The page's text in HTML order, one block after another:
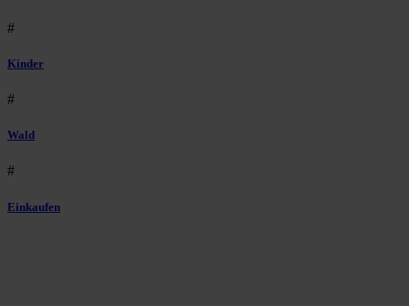
#
Kinder
#
Wald
#
Einkaufen